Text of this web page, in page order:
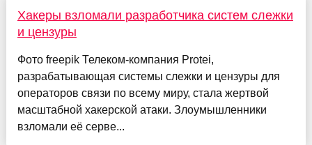
Хакеры взломали разработчика систем слежки
и цензуры
Фото freepik Телеком-компания Protei,
разрабатывающая системы слежки и цензуры для
операторов связи по всему миру, стала жертвой
масштабной хакерской атаки. Злоумышленники
взломали её серве...